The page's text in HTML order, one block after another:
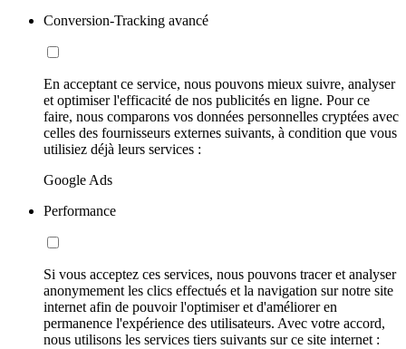
Conversion-Tracking avancé
En acceptant ce service, nous pouvons mieux suivre, analyser
et optimiser l'efficacité de nos publicités en ligne. Pour ce
faire, nous comparons vos données personnelles cryptées avec
celles des fournisseurs externes suivants, à condition que vous
utilisiez déjà leurs services :
Google Ads
Performance
Si vous acceptez ces services, nous pouvons tracer et analyser
anonymement les clics effectués et la navigation sur notre site
internet afin de pouvoir l'optimiser et d'améliorer en
permanence l'expérience des utilisateurs. Avec votre accord,
nous utilisons les services tiers suivants sur ce site internet :